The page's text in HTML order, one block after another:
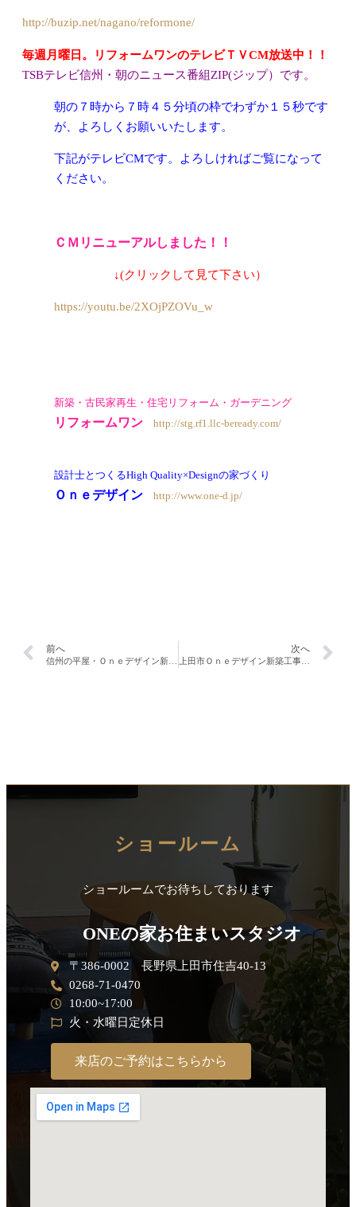
http://buzip.net/nagano/reformone/
毎週月曜日。リフォームワンのテレビＴＶCM放送中！！
TSBテレビ信州・朝のニュース番組ZIP(ジップ）です。
朝の７時から７時４５分頃の枠でわずか１５秒です
が、よろしくお願いいたします。
下記がテレビCMです。よろしければご覧になって
ください。
ＣＭ リニューアルしました！！
↓(クリックして見て下さい）
https://youtu.be/2XOjPZOVu_w
新築・古民家再生・住宅リフォーム・ガーデニング
リフォームワン http://stg.rf1.llc-beready.com/
設計士とつくるHigh Quality×Designの家づくり
Ｏｎｅデザイン http://www.one-d.jp/
前へ 次へ
上田市Ｏｎｅデザイン新築工事。施工中！！
ショールーム
ショールームでお待ちしております
ONEの家お住まいスタジオ
〒386-0002 長野県上田市住吉40-13
0268-71-0470
10:00~17:00
火・水曜日定休日
来店のご予約はこちらから